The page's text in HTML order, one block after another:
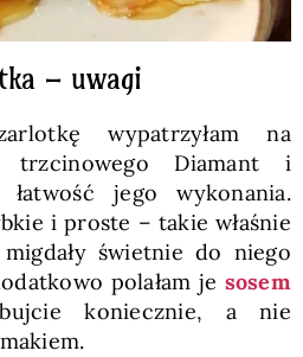
– uwagi
wypatrzyłam na
trzcinowego Diamant i
łatwość jego wykonania.
i proste – takie właśnie
świetnie do niego
polałam je sosem
koniecznie, a nie